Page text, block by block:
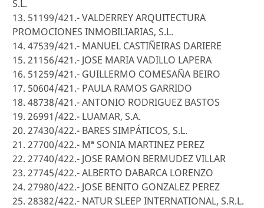
S.L.
13. 51199/421.- VALDERREY ARQUITECTURA
PROMOCIONES INMOBILIARIAS, S.L.
14. 47539/421.- MANUEL CASTIÑEIRAS DARIERE
15. 21156/421.- JOSE MARIA VADILLO LAPERA
16. 51259/421.- GUILLERMO COMESAÑA BEIRO
17. 50604/421.- PAULA RAMOS GARRIDO
18. 48738/421.- ANTONIO RODRIGUEZ BASTOS
19. 26991/422.- LUAMAR, S.A.
20. 27430/422.- BARES SIMPÁTICOS, S.L.
21. 27700/422.- Mª SONIA MARTINEZ PEREZ
22. 27740/422.- JOSE RAMON BERMUDEZ VILLAR
23. 27745/422.- ALBERTO DABARCA LORENZO
24. 27980/422.- JOSE BENITO GONZALEZ PEREZ
25. 28382/422.- NATUR SLEEP INTERNATIONAL, S.R.L.